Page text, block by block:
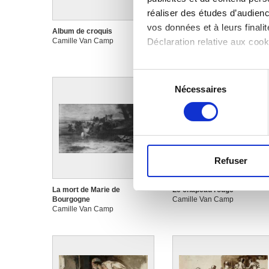
réaliser des études
vos données et à leurs
Déclaration relative aux
Si vous le permettez, nous
Collecter des
digitales).
partenaires de médias
Sélection
consentement
Nécessaires
Refuser
Album de croquis
Camille Van Camp
Album de croquis
Camille Van Camp
La mort de Marie de
Bourgogne
Camille Van Camp
Le chapeau rouge
Camille Van Camp